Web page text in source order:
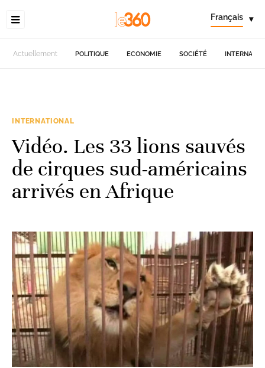
Français ▾
Actuellement POLITIQUE ECONOMIE SOCIÉTÉ
INTERNATIONAL
Vidéo. Les 33 lions sauvés
de cirques sud-américains
arrivés en Afrique